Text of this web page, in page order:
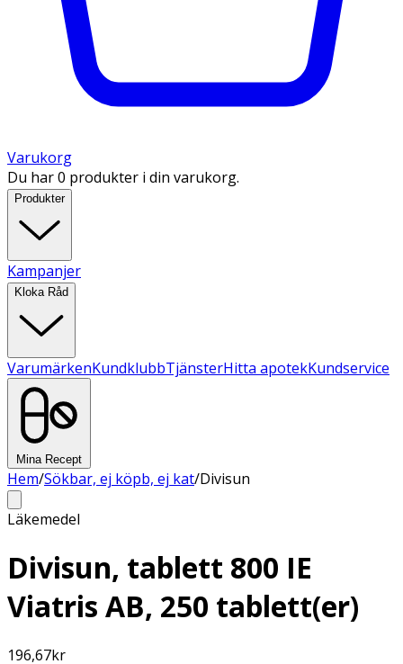
Varukorg
Du har 0 produkter i din varukorg.
Produkter
Kampanjer
Kloka Råd
VarumärkenKundklubbTjänsterHitta apotekKundservice
Mina Recept
Hem/Sökbar, ej köpb, ej kat/Divisun
Läkemedel
Divisun, tablett 800 IE
Viatris AB, 250 tablett(er)
196,67kr